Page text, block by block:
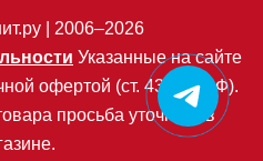
| 2006–2026
Указанные на сайте
офертой (ст. 435 ГК РФ).
просьба уточнять в